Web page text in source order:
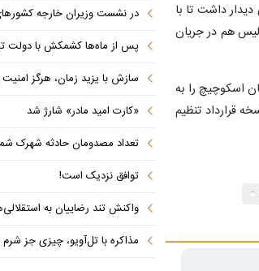
داشت تا با
هم در جریان
اسکوچیچ را به
قرارداد تنظیم
در نشست وزیران خارجه کشورهای عربی و
پس از ماه‌ها کشمکش با دولت ترامپ، رئیس
سازش با یزید زمان، هرگز امنیت و
«کارت امید مادر» شارژ شد
تعداد مصدومان حادثه شهرک شمس آباد
توافق نزدیک است!
واکنش تند رضاییان به
مذاکره با تل‌آویو، چیزی جز شرم و